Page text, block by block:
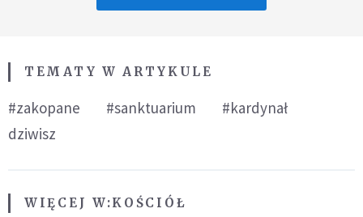
TEMATY W ARTYKULE
#zakopane #sanktuarium
#kardynał
dziwisz
WIĘCEJ W:KOŚCIÓŁ